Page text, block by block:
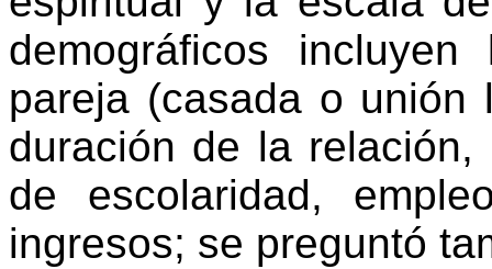
demográficos
pareja (casada o unión
duración de la
de escolaridad,
ingresos; se preguntó